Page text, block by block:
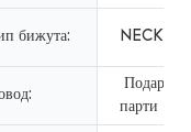
бижута:
Подарък,
парти